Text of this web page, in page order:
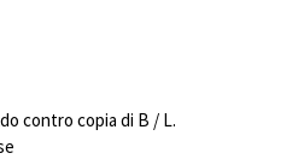
contro copia di B / L.